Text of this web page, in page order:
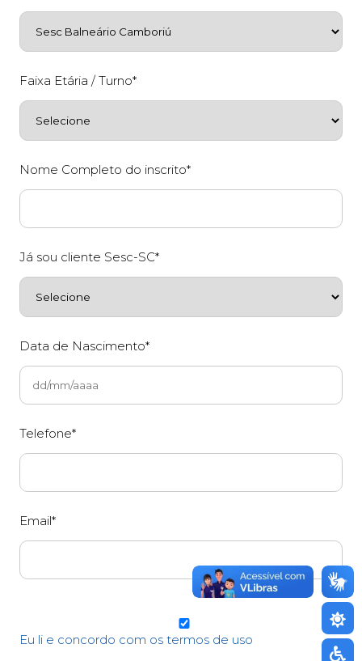
Faixa Etária / Turno*
Nome Completo do inscrito*
Já sou cliente Sesc-SC*
Data de Nascimento*
Telefone*
Email*
Eu li e concordo com os termos de uso